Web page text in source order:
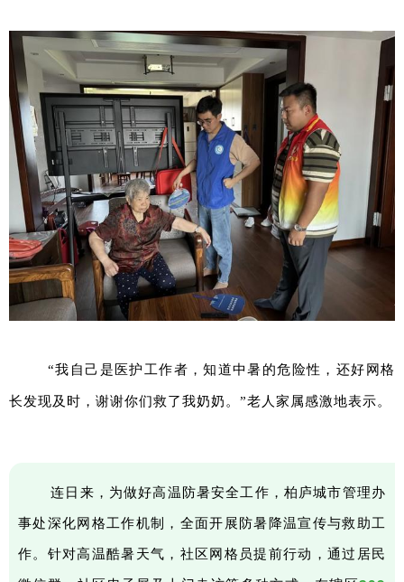
“我自己是医护工作者，知道中暑的危险性，还好网格
长发现及时，谢谢你们救了我奶奶。”老人家属感激地表示。
连日来，为做好高温防暑安全工作，柏庐城市管理办
事处深化网格工作机制，全面开展防暑降温宣传与救助工
作。针对高温酷暑天气，社区网格员提前行动，通过居民